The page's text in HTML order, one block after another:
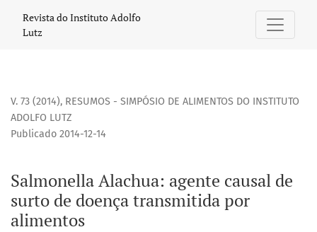
Salmonella Alachua: agente causal de surto de doença
Revista do Instituto Adolfo
Lutz
V. 73 (2014), RESUMOS - SIMPÓSIO DE ALIMENTOS DO INSTITUTO
ADOLFO LUTZ
Salmonella Alachua: agente causal de
surto de doença transmitida por
alimentos
Publicado 2014-12-14